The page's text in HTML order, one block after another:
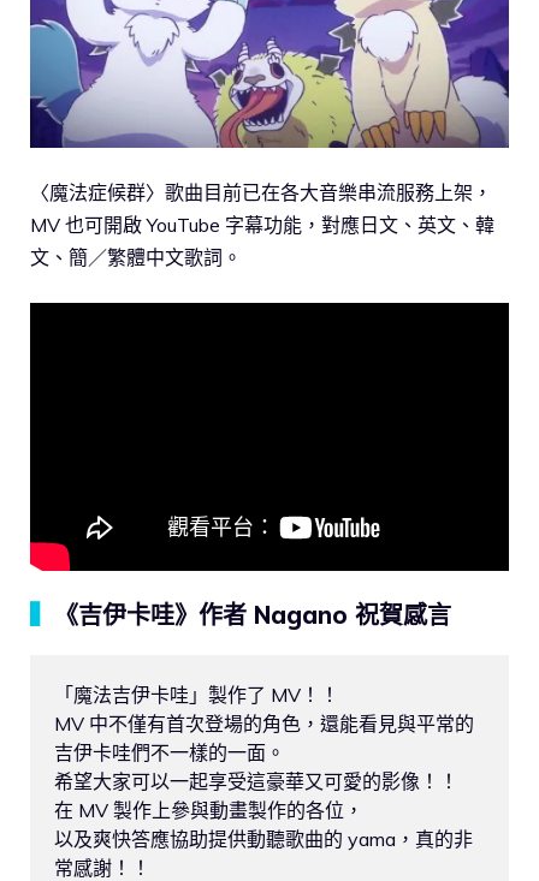
〈魔法症候群〉歌曲目前已在各大音樂串流服務上架，
MV 也可開啟 YouTube 字幕功能，對應日文、英文、韓
文、簡／繁體中文歌詞。
《吉伊卡哇》作者 Nagano 祝賀感言
「魔法吉伊卡哇」製作了 MV！！
MV 中不僅有首次登場的角色，還能看見與平常的
吉伊卡哇們不一樣的一面。
希望大家可以一起享受這豪華又可愛的影像！！
在 MV 製作上參與動畫製作的各位，
以及爽快答應協助提供動聽歌曲的 yama，真的非
常感謝！！